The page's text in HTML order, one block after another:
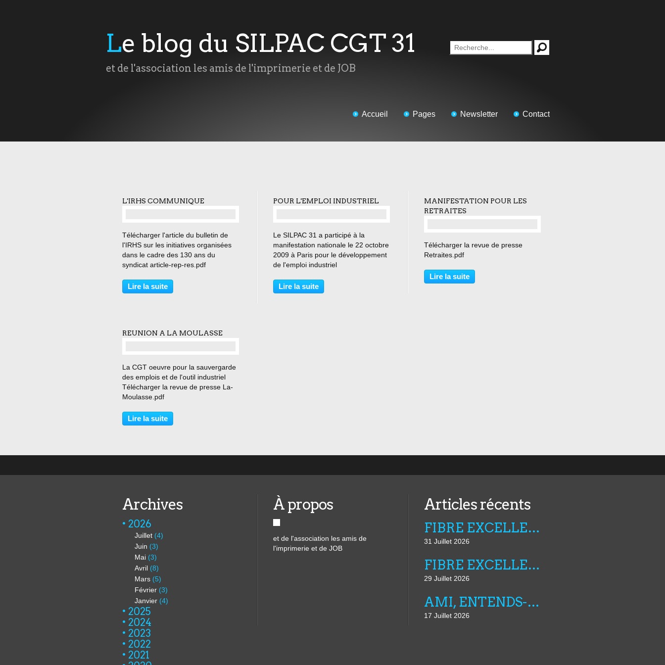
Le blog du SILPAC CGT 31
et de l'association les amis de l'imprimerie et de JOB
Accueil Pages Newsletter Contact
L'IRHS COMMUNIQUE
Télécharger l'article du bulletin de
l'IRHS sur les initiatives organisées
dans le cadre des 130 ans du
syndicat article-rep-res.pdf
Lire la suite
POUR L'EMPLOI INDUSTRIEL
Le SILPAC 31 a participé à la
manifestation nationale le 22 octobre
2009 à Paris pour le développement
de l'emploi industriel
Lire la suite
MANIFESTATION POUR LES
RETRAITES
Télécharger la revue de presse
Retraites.pdf
Lire la suite
REUNION A LA MOULASSE
La CGT oeuvre pour la sauvergarde
des emplois et de l'outil industriel
Télécharger la revue de presse La-
Moulasse.pdf
Lire la suite
Archives
2026
Juillet (4)
Juin (3)
Mai (3)
Avril (8)
Mars (5)
Février (3)
Janvier (4)
2025
2024
2023
2022
2021
À propos
et de l'association les amis de
l'imprimerie et de JOB
Articles récents
FIBRE EXCELLENCE : LA LUTTE CONTINUE
31 Juillet 2026
FIBRE EXCELLENCE : LE POUVOIR REGLE SES COMPTES
29 Juillet 2026
AMI, ENTENDS-TU N°25
17 Juillet 2026